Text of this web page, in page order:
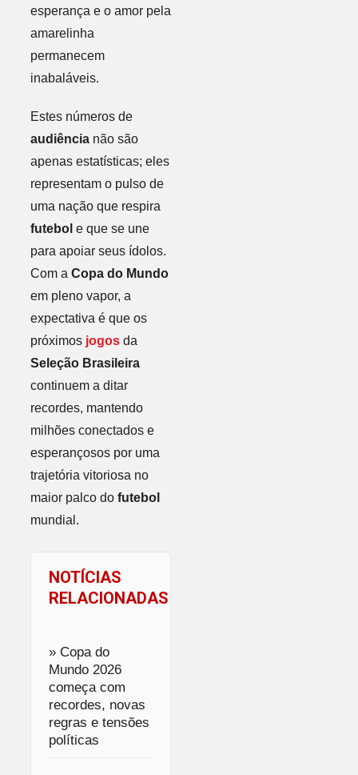
esperança e o amor pela
amarelinha
permanecem
inabaláveis.
Estes números de
audiêncianão são
apenas estatísticas; eles
representam o pulso de
uma nação que respira
futebol e que se une
para apoiar seus ídolos.
Com a Copa do Mundo
em pleno vapor, a
expectativa é que os
próximos jogosda
Seleção Brasileira
continuem a ditar
recordes, mantendo
milhões conectados e
esperançosos por uma
trajetória vitoriosa no
maior palco do futebol
mundial.
NOTÍCIAS
RELACIONADAS
» Copa do
Mundo 2026
começa com
recordes, novas
regras e tensões
políticas